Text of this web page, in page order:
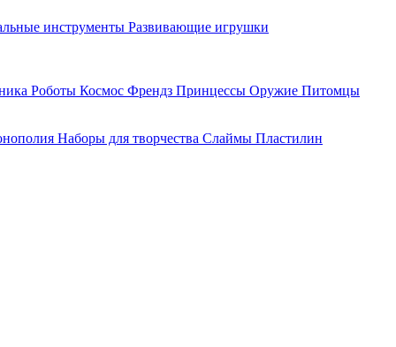
инструменты Развивающие игрушки
Роботы Космос Френдз Принцессы Оружие Питомцы
Наборы для творчества Слаймы Пластилин